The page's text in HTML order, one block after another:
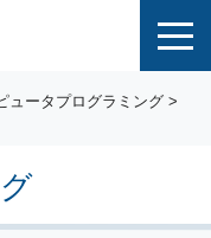
ュータプログラミング >